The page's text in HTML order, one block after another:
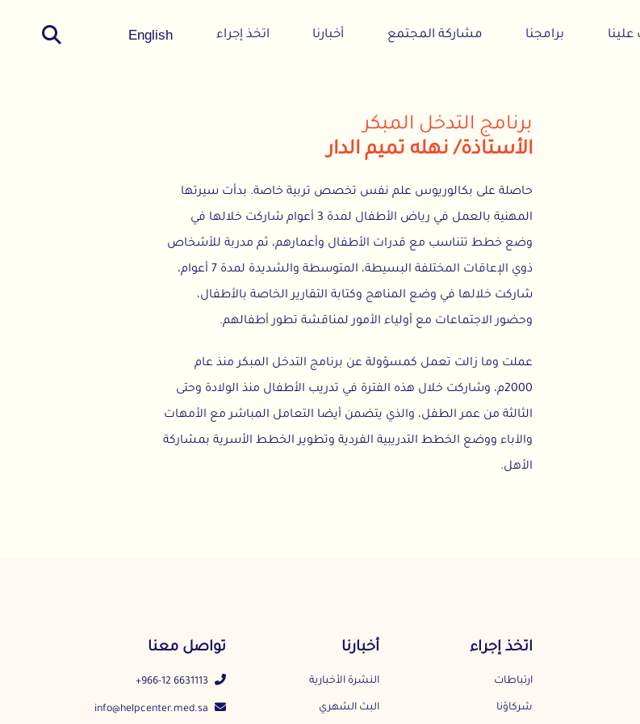
برامجنا مشاركة المجتمع أخبارنا اتخذ إجراء English
برنامج التدخل المبكر
الأستاذة/ نهله تميم الدار
حاصلة على بكالوريوس علم نفس تخصص تربية خاصة. بدأت سيرتها
المهنية بالعمل في رياض الأطفال لمدة 3 أعوام شاركت خلالها في
وضع خطط تتناسب مع قدرات الأطفال وأعمارهم، ثم مدربة للأشخاص
ذوي الإعاقات المختلفة البسيطة، المتوسطة والشديدة لمدة 7 أعوام،
شاركت خلالها في وضع المناهج وكتابة التقارير الخاصة بالأطفال،
وحضور الاجتماعات مع أولياء الأمور لمناقشة تطور أطفالهم.
عملت وما زالت تعمل كمسؤولة عن برنامج التدخل المبكر منذ عام
2000م، وشاركت خلال هذه الفترة في تدريب الأطفال منذ الولادة وحتى
الثالثة من عمر الطفل، والذي يتضمن أيضا التعامل المباشر مع الأمهات
والآباء ووضع الخطط التدريبية الفردية وتطوير الخطط الأسرية بمشاركة
اتخذ إجراء
النشرة الأخبارية
البث الشهري
تواصل معنا
+966-12 6631113